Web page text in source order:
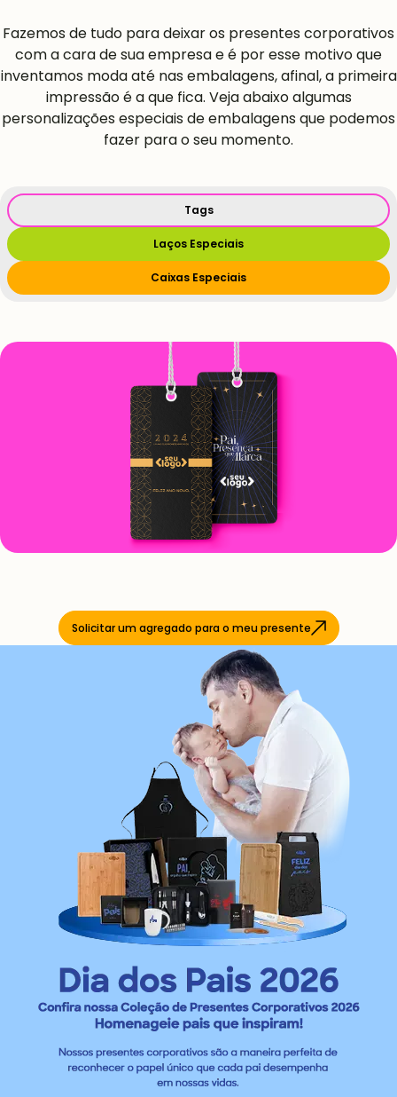
Fazemos de tudo para deixar os presentes corporativos
com a cara de sua empresa e é por esse motivo que
inventamos moda até nas embalagens, afinal, a primeira
impressão é a que fica. Veja abaixo algumas
personalizações especiais de embalagens que podemos
fazer para o seu momento.
Tags
Laços Especiais
Caixas Especiais
Solicitar um agregado para o meu presente